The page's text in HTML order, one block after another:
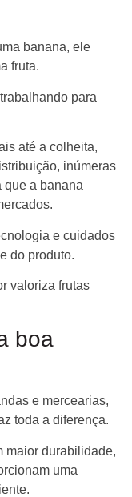
banana, ele
fruta.
para
até a colheita,
inúmeras
que a banana
e cuidados
do produto.
valoriza frutas
boa
e mercearias,
toda a diferença.
maior durabilidade,
uma